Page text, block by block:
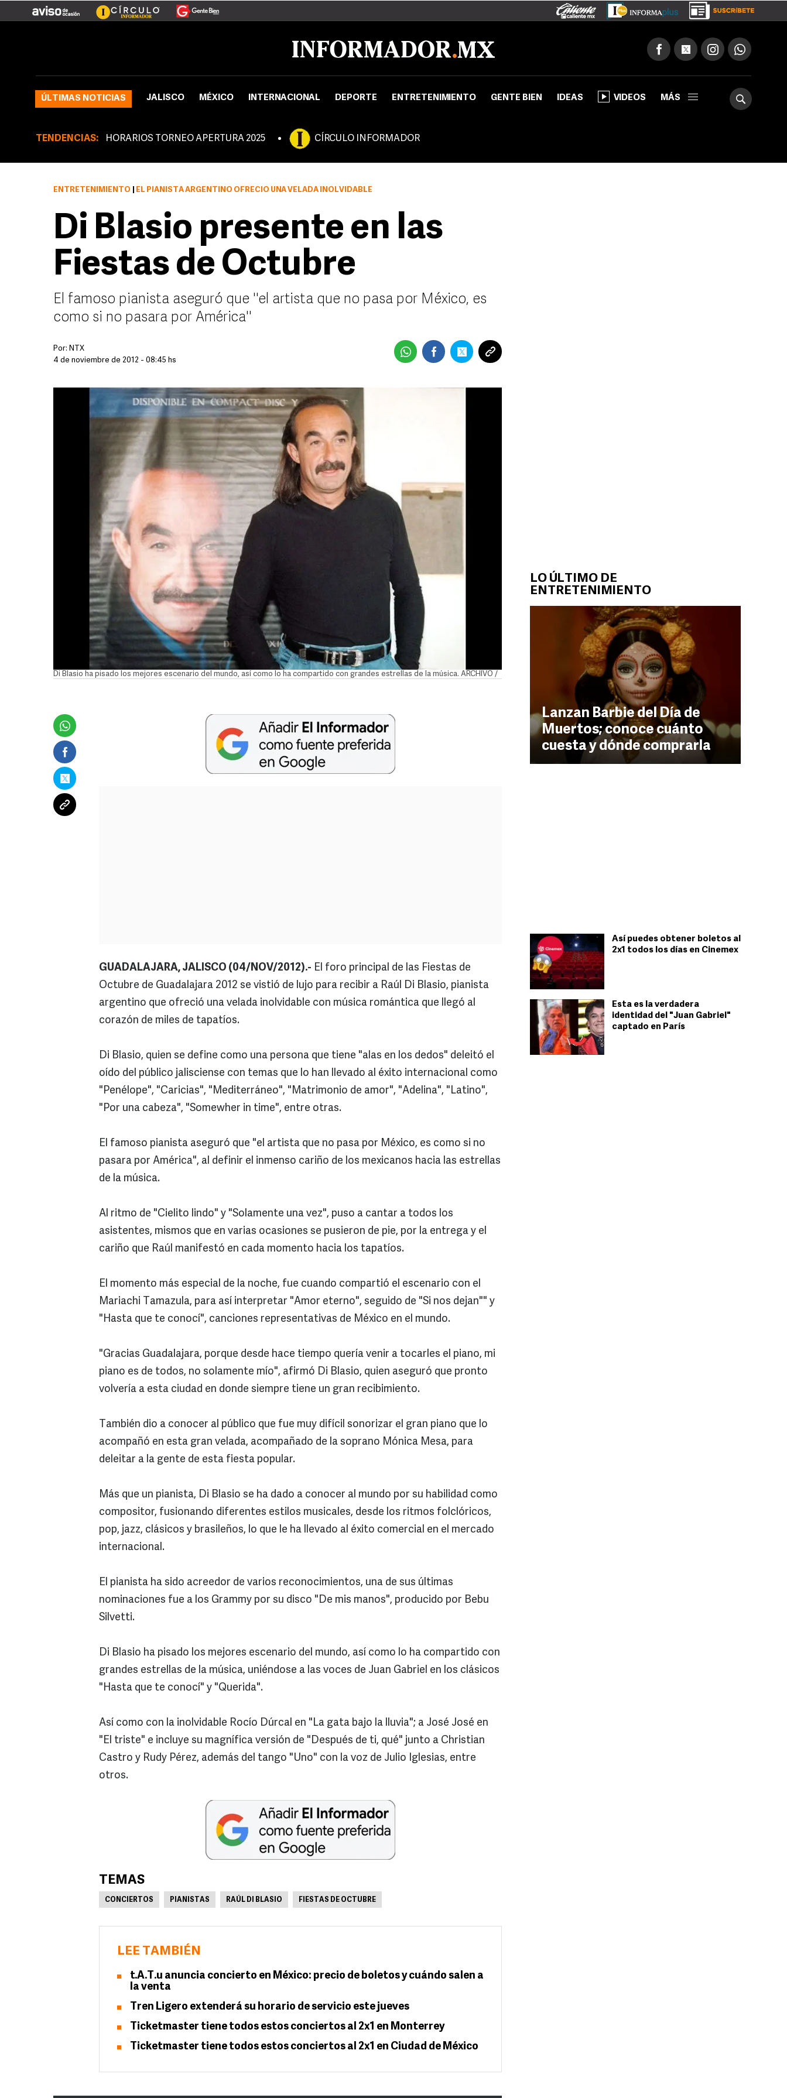
ÚLTIMAS NOTICIAS JALISCO MÉXICO INTERNACIONAL DEPORTE ENTRETENIMIENTO GENTE BIEN IDEAS VIDEOS MÁS
TENDENCIAS: HORARIOS TORNEO APERTURA 2025 CÍRCULO INFORMADOR
LO ÚLTIMO DE
ENTRETENIMIENTO
Lanzan Barbie del Día de
Muertos; conoce cuánto
cuesta y dónde comprarla
Así puedes obtener boletos al
2x1 todos los días en Cinemex
Esta es la verdadera
identidad del "Juan Gabriel"
captado en París
ENTRETENIMIENTO EL PIANISTA ARGENTINO OFRECIÓ UNA VELADA INOLVIDABLE
Di Blasio presente en las
Fiestas de Octubre
El famoso pianista aseguró que ''el artista que no pasa por México, es
como si no pasara por América''
Por: NTX
4 de noviembre de 2012 - 08:45 hs
Di Blasio ha pisado los mejores escenario del mundo, así como lo ha compartido con grandes estrellas de la música. ARCHIVO /
GUADALAJARA, JALISCO (04/NOV/2012).- El foro principal de las Fiestas de
Octubre de Guadalajara 2012 se vistió de lujo para recibir a Raúl Di Blasio, pianista
argentino que ofreció una velada inolvidable con música romántica que llegó al
corazón de miles de tapatíos.
Di Blasio, quien se define como una persona que tiene "alas en los dedos" deleitó el
oído del público jalisciense con temas que lo han llevado al éxito internacional como
"Penélope", "Caricias", "Mediterráneo", "Matrimonio de amor", "Adelina", "Latino",
"Por una cabeza", "Somewher in time", entre otras.
El famoso pianista aseguró que "el artista que no pasa por México, es como si no
pasara por América", al definir el inmenso cariño de los mexicanos hacia las estrellas
de la música.
Al ritmo de "Cielito lindo" y "Solamente una vez", puso a cantar a todos los
asistentes, mismos que en varias ocasiones se pusieron de pie, por la entrega y el
cariño que Raúl manifestó en cada momento hacia los tapatíos.
El momento más especial de la noche, fue cuando compartió el escenario con el
Mariachi Tamazula, para así interpretar "Amor eterno", seguido de "Si nos dejan"" y
"Hasta que te conocí", canciones representativas de México en el mundo.
"Gracias Guadalajara, porque desde hace tiempo quería venir a tocarles el piano, mi
piano es de todos, no solamente mío", afirmó Di Blasio, quien aseguró que pronto
volvería a esta ciudad en donde siempre tiene un gran recibimiento.
También dio a conocer al público que fue muy difícil sonorizar el gran piano que lo
acompañó en esta gran velada, acompañado de la soprano Mónica Mesa, para
deleitar a la gente de esta fiesta popular.
Más que un pianista, Di Blasio se ha dado a conocer al mundo por su habilidad como
compositor, fusionando diferentes estilos musicales, desde los ritmos folclóricos,
pop, jazz, clásicos y brasileños, lo que le ha llevado al éxito comercial en el mercado
internacional.
El pianista ha sido acreedor de varios reconocimientos, una de sus últimas
nominaciones fue a los Grammy por su disco "De mis manos", producido por Bebu
Silvetti.
Di Blasio ha pisado los mejores escenario del mundo, así como lo ha compartido con
grandes estrellas de la música, uniéndose a las voces de Juan Gabriel en los clásicos
"Hasta que te conocí" y "Querida".
Así como con la inolvidable Rocío Dúrcal en "La gata bajo la lluvia"; a José José en
"El triste" e incluye su magnífica versión de "Después de ti, qué" junto a Christian
Castro y Rudy Pérez, además del tango "Uno" con la voz de Julio Iglesias, entre
otros.
TEMAS
CONCIERTOS PIANISTAS RAÚL DI BLASIO FIESTAS DE OCTUBRE
LEE TAMBIÉN
t.A.T.u anuncia concierto en México: precio de boletos y cuándo salen a
la venta
Tren Ligero extenderá su horario de servicio este jueves
Ticketmaster tiene todos estos conciertos al 2x1 en Monterrey
Ticketmaster tiene todos estos conciertos al 2x1 en Ciudad de México